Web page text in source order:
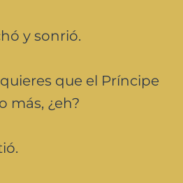
y sonrió.
que el Príncipe
más, ¿eh?